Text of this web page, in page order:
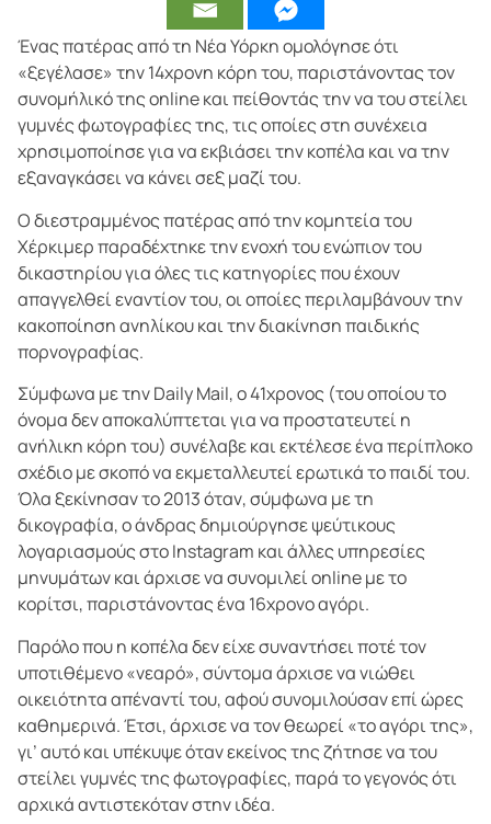
Ένας πατέρας από τη Νέα Υόρκη ομολόγησε ότι
«ξεγέλασε» την 14χρονη κόρη του, παριστάνοντας τον
συνομήλικό της online και πείθοντάς την να του στείλει
γυμνές φωτογραφίες της, τις οποίες στη συνέχεια
χρησιμοποίησε για να εκβιάσει την κοπέλα και να την
εξαναγκάσει να κάνει σεξ μαζί του.
Ο διεστραμμένος πατέρας από την κομητεία του
Χέρκιμερ παραδέχτηκε την ενοχή του ενώπιον του
δικαστηρίου για όλες τις κατηγορίες που έχουν
απαγγελθεί εναντίον του, οι οποίες περιλαμβάνουν την
κακοποίηση ανηλίκου και την διακίνηση παιδικής
πορνογραφίας.
Σύμφωνα με την Daily Mail, ο 41χρονος (του οποίου το
όνομα δεν αποκαλύπτεται για να προστατευτεί η
ανήλικη κόρη του) συνέλαβε και εκτέλεσε ένα περίπλοκο
σχέδιο με σκοπό να εκμεταλλευτεί ερωτικά το παιδί του.
Όλα ξεκίνησαν το 2013 όταν, σύμφωνα με τη
δικογραφία, ο άνδρας δημιούργησε ψεύτικους
λογαριασμούς στο Instagram και άλλες υπηρεσίες
μηνυμάτων και άρχισε να συνομιλεί online με το
κορίτσι, παριστάνοντας ένα 16χρονο αγόρι.
Παρόλο που η κοπέλα δεν είχε συναντήσει ποτέ τον
υποτιθέμενο «νεαρό», σύντομα άρχισε να νιώθει
οικειότητα απέναντί του, αφού συνομιλούσαν επί ώρες
καθημερινά. Έτσι, άρχισε να τον θεωρεί «το αγόρι της»,
γι’ αυτό και υπέκυψε όταν εκείνος της ζήτησε να του
στείλει γυμνές της φωτογραφίες, παρά το γεγονός ότι
αρχικά αντιστεκόταν στην ιδέα.